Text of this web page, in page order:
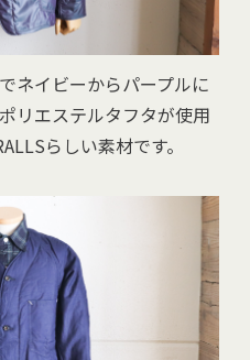
ネイビーからパープルに
リエステルタフタが使用
らしい素材です。